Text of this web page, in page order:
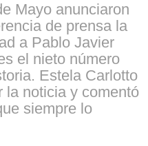
Mayo anunciaron
de prensa la
a Pablo Javier
el nieto número
Estela Carlotto
la noticia y comentó
siempre lo